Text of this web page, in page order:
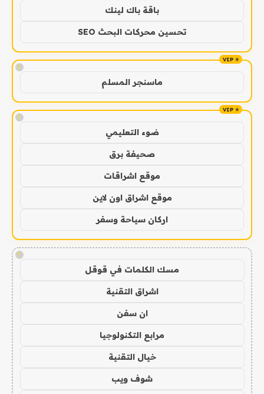
باقة باك لينك
تحسين محركات البحث SEO
!
ماسنجر المسلم
!
ضوء التعليمي
صحيفة برق
موقع اشراقات
موقع اشراق اون لاين
اركان سياحة وسفر
!
مسك الكلمات في قوقل
اشراق التقنية
ان سفن
مرابع التكنولوجيا
خيال التقنية
شوف ويب